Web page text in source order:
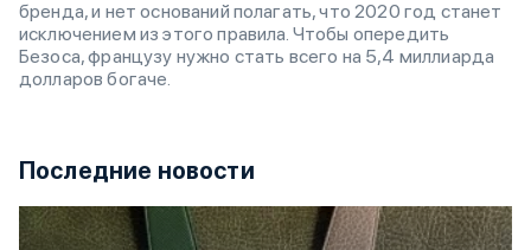
бренда, и нет оснований полагать, что 2020 год станет
исключением из этого правила. Чтобы опередить
Безоса, французу нужно стать всего на 5,4 миллиарда
долларов богаче.
Последние новости